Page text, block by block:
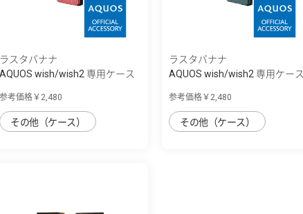
ラスタバナナ
AQUOS wish/wish2 専用ケース
参考価格￥2,480
その他（ケース）
ラスタバナナ
AQUOS wish/wish2 専用ケース
参考価格￥2,480
その他（ケース）